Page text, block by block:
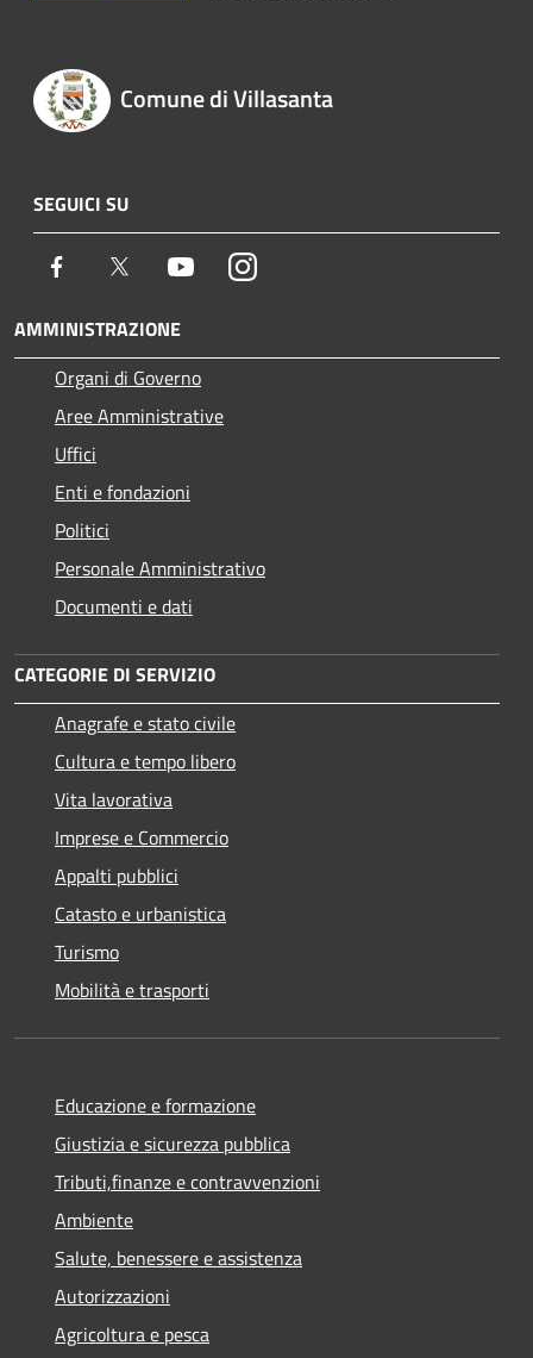
Comune di Villasanta
SEGUICI SU
Facebook Twitter YoutubeInstagram
AMMINISTRAZIONE
Organi di Governo
Aree Amministrative
Uffici
Enti e fondazioni
Politici
Personale Amministrativo
Documenti e dati
CATEGORIE DI SERVIZIO
Anagrafe e stato civile
Cultura e tempo libero
Vita lavorativa
Imprese e Commercio
Appalti pubblici
Catasto e urbanistica
Turismo
Mobilità e trasporti
Educazione e formazione
Giustizia e sicurezza pubblica
Tributi,finanze e contravvenzioni
Ambiente
Salute, benessere e assistenza
Autorizzazioni
Agricoltura e pesca